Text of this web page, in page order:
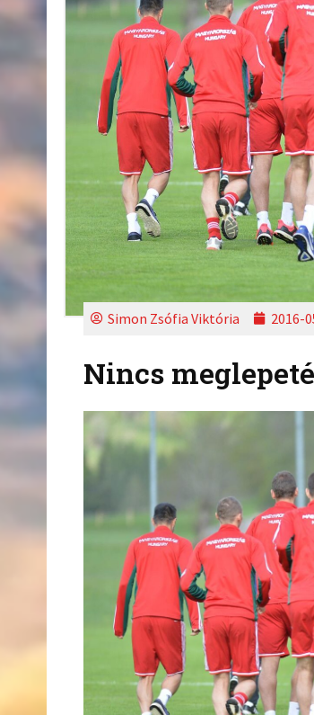
Simon Zsófia Viktória 2016-
Nincs